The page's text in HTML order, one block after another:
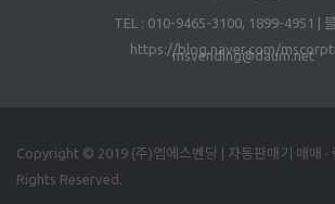
TEL : 010-9465-3100, 1899-4951 |
https://blog.naver.com/
msvending@daum.net
Copyright © 2019 (주)엠에스벤딩 | 자동판매기 매매 ·
Rights Reserved.